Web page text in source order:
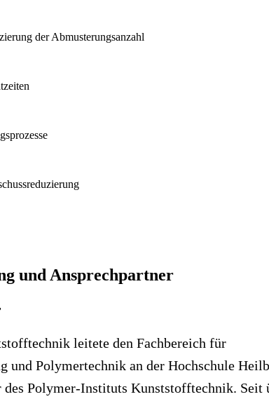
der Abmusterungsanzahl
und Ansprechpartner
leitete den Fachbereich für
und Polymertechnik an der Hochschule
Polymer-Instituts Kunststofftechnik. Seit